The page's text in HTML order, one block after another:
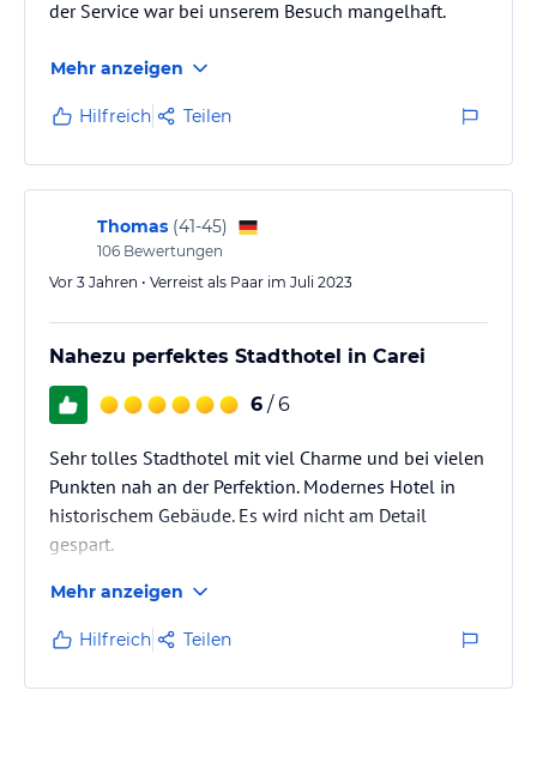
der Service war bei unserem Besuch mangelhaft.
Mehr anzeigen
Hilfreich Teilen
Thomas (41-45)
106 Bewertungen
Vor 3 Jahren • Verreist als Paar im Juli 2023
Nahezu perfektes Stadthotel in Carei
6 / 6
Sehr tolles Stadthotel mit viel Charme und bei vielen
Punkten nah an der Perfektion. Modernes Hotel in
historischem Gebäude. Es wird nicht am Detail
gespart.
Mehr anzeigen
Hilfreich Teilen